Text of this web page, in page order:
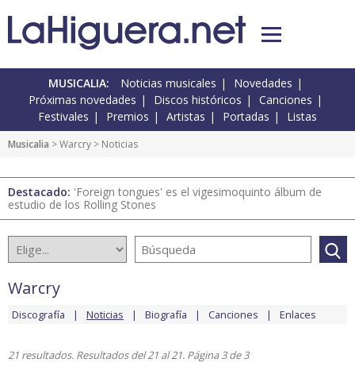
MUSICALIA: Noticias musicales
Novedades
Próximas novedades
Discos históricos
Canciones
Festivales
Premios Artistas Portadas Listas
Musicalia >Warcry > Noticias
Destacado: 'Foreign tongues' es el vigesimoquinto álbum de
estudio de los Rolling Stones
Warcry
Discografía Noticias Biografía Canciones Enlaces
21 resultados. Resultados del 21 al 21. Página 3 de 3